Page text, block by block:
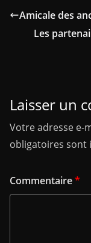
Amicale des
Les
Laisser un
Votre adresse e-
obligatoires sont
Commentaire*